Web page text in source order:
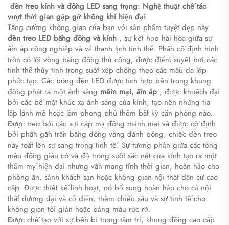
đèn treo kính và đồng LED sang trọng: Nghệ thuật chế tác
vượt thời gian gặp gỡ không khí hiện đại
Tăng cường không gian của bạn với sản phẩm tuyệt đẹp này
đèn treo LED bằng đồng và kính , sự kết hợp hài hòa giữa sự
ấm áp công nghiệp và vẻ thanh lịch tinh thể. Phần cố định hình
tròn có lõi vòng bằng đồng thủ công, được điểm xuyết bởi các
tinh thể thủy tinh trong suốt xếp chồng theo các mẫu đa lớp
phức tạp. Các bóng đèn LED được tích hợp bên trong khung
đồng phát ra một ánh sáng mềm mại, ấm áp , được khuếch đại
bởi các bề mặt khúc xạ ánh sáng của kính, tạo nên những tia
lấp lánh mê hoặc làm phong phú thêm bất kỳ căn phòng nào.
Được treo bởi các sợi cáp mạ đồng mảnh mai và được cố định
bởi phần gắn trần bằng đồng vàng đánh bóng, chiếc đèn treo
này toát lên sự sang trọng tinh tế. Sự tương phản giữa các tông
màu đồng giàu có và độ trong suốt sắc nét của kính tạo ra một
thẩm mỹ hiện đại nhưng vẫn mang tính thời gian, hoàn hảo cho
phòng ăn, sảnh khách sạn hoặc không gian nội thất dân cư cao
cấp. Được thiết kế linh hoạt, nó bổ sung hoàn hảo cho cả nội
thất đương đại và cổ điển, thêm chiều sâu và sự tinh tế cho
không gian tối giản hoặc bảng màu rực rỡ.
Được chế tạo với sự bền bỉ trong tâm trí, khung đồng cao cấp